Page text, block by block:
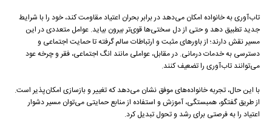
تاب‌آوری به خانواده امکان می‌دهد در برابر بحران اعتیاد مقاومت کند، خود را با شرایط
جدید تطبیق دهد و حتی از دل سختی‌ها قوی‌تر بیرون بیاید. عوامل متعددی در این
مسیر نقش دارند؛ از باورهای مثبت و ارتباطات سالم گرفته تا حمایت اجتماعی و
دسترسی به خدمات درمانی. در مقابل، عواملی مانند انگ اجتماعی، فقر و چرخه عود
می‌توانند تاب‌آوری را تضعیف کنند.
با این حال، تجربه خانواده‌های موفق نشان می‌دهد که تغییر و بازسازی امکان‌پذیر است.
از طریق گفتگو، همبستگی، آموزش و استفاده از منابع حمایتی می‌توان مسیر دشوار
اعتیاد را به فرصتی برای رشد و تحول تبدیل کرد.